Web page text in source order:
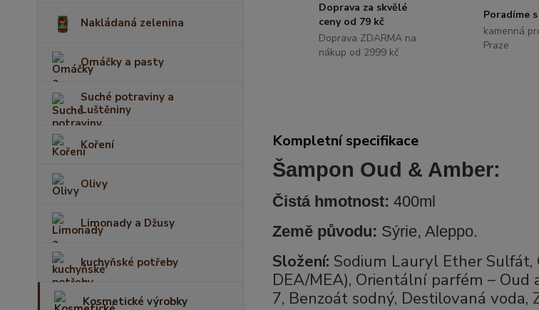
Nakládaná zelenina
Omáčky a pasty
Suché potraviny a
Luštěniny
Koření
Olivy
Limonady a Džusy
kuchyňské potřeby
Kosmetické výrobky
Doprava za skvělé
ceny od 79 kč
Doprava ZDARMA na
nákup od 2999 kč
Poradíme
kamenná
Praze
Kompletní specifikace
Šampon Oud & Amber:
Čistá hmotnost: 400ml
Země původu: Sýrie, Aleppo.
Složení: Sodium Lauryl Ether Sulfát,
DEA/MEA), Orientální parfém –
7, Benzoát sodný, Destilovaná